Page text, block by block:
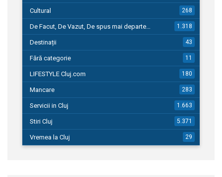
Cultural 268
De Facut, De Vazut, De spus mai departe… 1.318
Destinații 43
Fără categorie 11
LIFESTYLE Cluj.com 180
Mancare 283
Servicii in Cluj 1.663
Stiri Cluj 5.371
Vremea la Cluj 29